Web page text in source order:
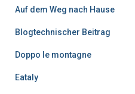
Auf dem Weg nach Hause
Blogtechnischer Beitrag
Doppo le montagne
Eataly